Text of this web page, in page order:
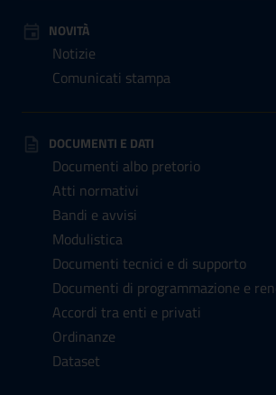
NOVITÀ
Notizie
Comunicati stampa
DOCUMENTI E DATI
Documenti albo pretorio
Atti normativi
Bandi e avvisi
Modulistica
Documenti tecnici e di supporto
Documenti di programmazione e
Accordi tra enti e privati
Ordinanze
Dataset